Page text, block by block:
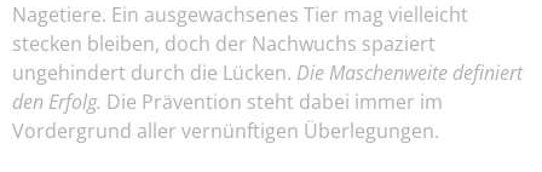
Nagetiere. Ein ausgewachsenes Tier mag vielleicht
stecken bleiben, doch der Nachwuchs spaziert
ungehindert durch die Lücken. Die Maschenweite definiert
den Erfolg. Die Prävention steht dabei immer im
Vordergrund aller vernünftigen Überlegungen.